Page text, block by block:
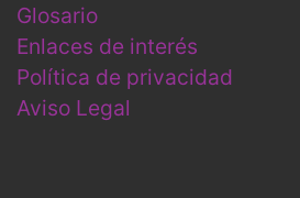
Glosario
Enlaces de interés
Política de privacidad
Aviso Legal